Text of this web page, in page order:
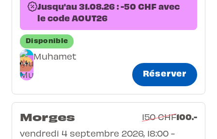
Jusqu'au 31.08.26 : -50 CHF avec
le code AOUT26
Disponible
Muhamet
Réserver
Morges 150 CHF100.-
vendredi 4 septembre 2026, 18:00 -